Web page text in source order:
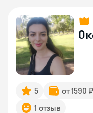
5 от 1590
1 отзыв